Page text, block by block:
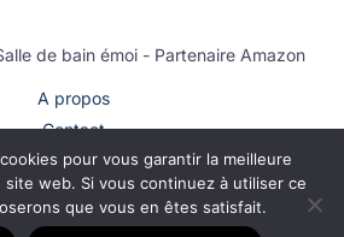
de bain émoi - Partenaire Amazon
A propos
Contact
Plan du site
Mentions légales
de confidentialité
pour vous garantir la meilleure
web. Si vous continuez à utiliser ce
que vous en êtes satisfait.